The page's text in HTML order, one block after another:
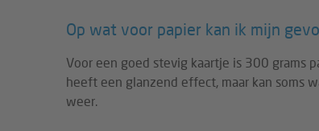
Op wat voor papier kan ik mijn
Voor een goed stevig kaartje is 300 grams
heeft een glanzend effect, maar kan soms
weer.